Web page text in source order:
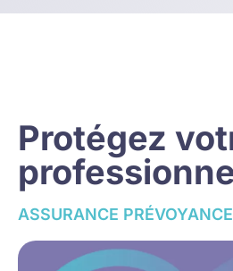
Protégez
ASSURANCE